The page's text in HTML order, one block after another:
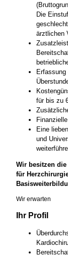
Die
ärztlichen
für bis zu
Eine
und
Wir besitzen
für
Wir erwarten
Ihr Profil